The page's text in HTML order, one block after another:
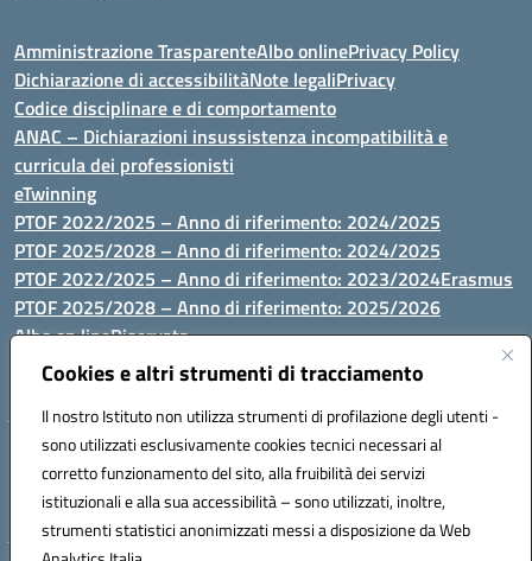
Cookies e altri strumenti di tracciamento
Il nostro Istituto non utilizza strumenti di profilazione degli utenti -
sono utilizzati esclusivamente cookies tecnici necessari al
corretto funzionamento del sito, alla fruibilità dei servizi
istituzionali e alla sua accessibilità – sono utilizzati, inoltre,
strumenti statistici anonimizzati messi a disposizione da Web
Amministrazione TrasparenteAlbo onlinePrivacy Policy
Dichiarazione di accessibilitàNote legaliPrivacy
Codice disciplinare e di comportamento
ANAC – Dichiarazioni insussistenza incompatibilità e
curricula dei professionisti
eTwinning
PTOF 2022/2025 – Anno di riferimento: 2024/2025
PTOF 2025/2028 – Anno di riferimento: 2024/2025
PTOF 2022/2025 – Anno di riferimento: 2023/2024Erasmus
PTOF 2025/2028 – Anno di riferimento: 2025/2026
Albo on lineRiservata
P.N. Dotazione di attrezzature per le palestre
Via Luna e Sole, 44 07100, Sassari - Tel 079293287 - Fax 0793764116
- Mail: ssvc010009@istruzione.it - PEC: ssvc010009@pec.istruzione.it
- C.F. / P.IVA Convitto 80000150906 - C.F. Scuole 92073300904